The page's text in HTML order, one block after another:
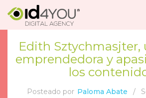
Edith Sztychmasjter,
emprendedora y
los
Posteado por Paloma Abate /